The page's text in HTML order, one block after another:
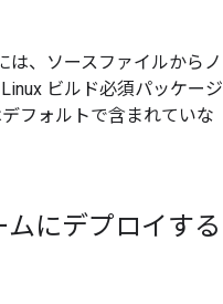
は、ソースファイルからノ
ビルド必須パッケージ
フォルトで含まれていな
にデプロイする